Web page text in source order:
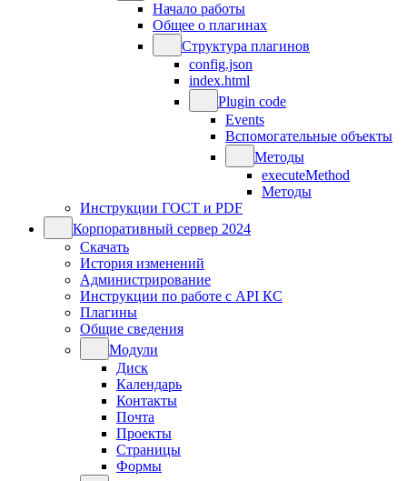
Начало работы
Общее о плагинах
Структура плагинов
config.json
index.html
Plugin code
Events
Вспомогательные объекты
Методы
executeMethod
Методы
Инструкции ГОСТ и PDF
Корпоративный сервер 2024
Скачать
История изменений
Администрирование
Инструкции по работе с API КС
Плагины
Общие сведения
Модули
Диск
Календарь
Контакты
Почта
Проекты
Страницы
Формы